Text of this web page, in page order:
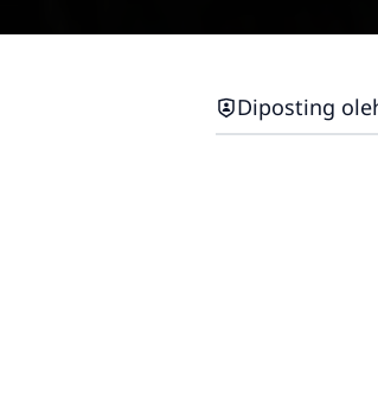
Diposting